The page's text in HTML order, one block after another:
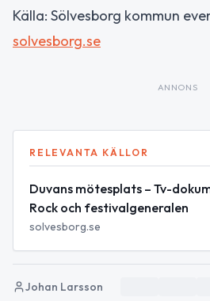
Källa: Sölvesborg kommun
solvesborg.se
ANNONS
RELEVANTA KÄLLOR
Duvans mötesplats – Tv-
Rock och festivalgeneralen
solvesborg.se
Johan Larsson